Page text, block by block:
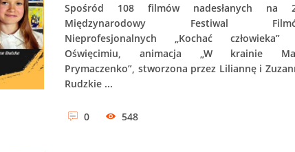
Spośród 108 filmów nadesłanych na
Międzynarodowy Festiwal
Nieprofesjonalnych „Kochać
Oświęcimiu, animacja „W krainie
Prymaczenko”, stworzona przez Liliannę i
Rudzkie ...
0 548